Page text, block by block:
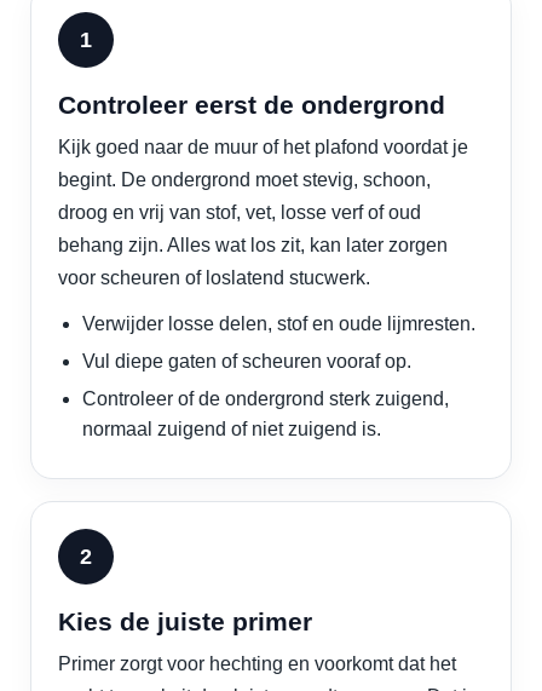
Controleer eerst de ondergrond
Kijk goed naar de muur of het plafond voordat je
begint. De ondergrond moet stevig, schoon,
droog en vrij van stof, vet, losse verf of oud
behang zijn. Alles wat los zit, kan later zorgen
voor scheuren of loslatend stucwerk.
Verwijder losse delen, stof en oude lijmresten.
Vul diepe gaten of scheuren vooraf op.
Controleer of de ondergrond sterk zuigend,
normaal zuigend of niet zuigend is.
Kies de juiste primer
Primer zorgt voor hechting en voorkomt dat het